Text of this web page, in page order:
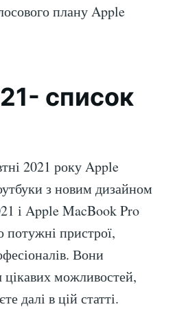
плану Apple
список
2021 року Apple
з новим дизайном
і Apple MacBook Pro
потужні пристрої,
Вони
можливостей,
далі в цій статті.